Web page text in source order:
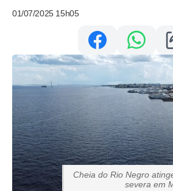
01/07/2025 15h05
Cheia do Rio Negro
severa em